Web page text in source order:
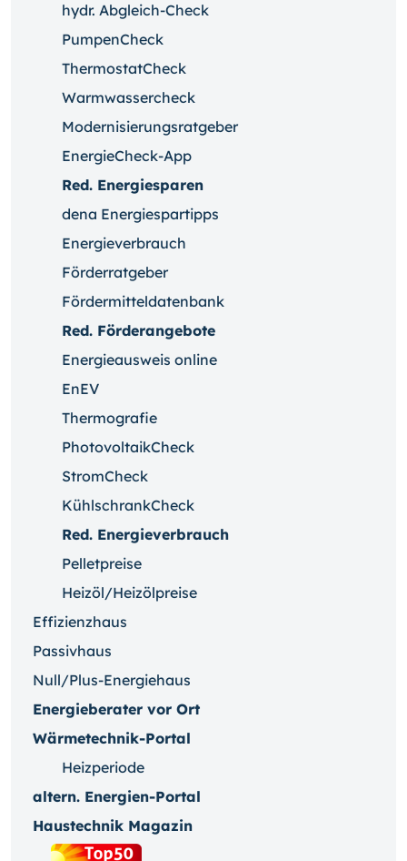
hydr. Abgleich-Check
PumpenCheck
ThermostatCheck
Warmwassercheck
Modernisierungsratgeber
EnergieCheck-App
Red. Energiesparen
dena Energiespartipps
Energieverbrauch
Förderratgeber
Fördermitteldatenbank
Red. Förderangebote
Energieausweis online
EnEV
Thermografie
PhotovoltaikCheck
StromCheck
KühlschrankCheck
Red. Energieverbrauch
Pelletpreise
Heizöl/Heizölpreise
Effizienzhaus
Passivhaus
Null/Plus-Energiehaus
Energieberater vor Ort
Wärmetechnik-Portal
Heizperiode
altern. Energien-Portal
Haustechnik Magazin